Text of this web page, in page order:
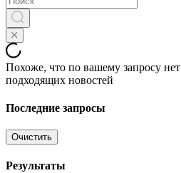
Похоже, что по вашему запросу нет
подходящих новостей
Последние запросы
Очистить
Результаты